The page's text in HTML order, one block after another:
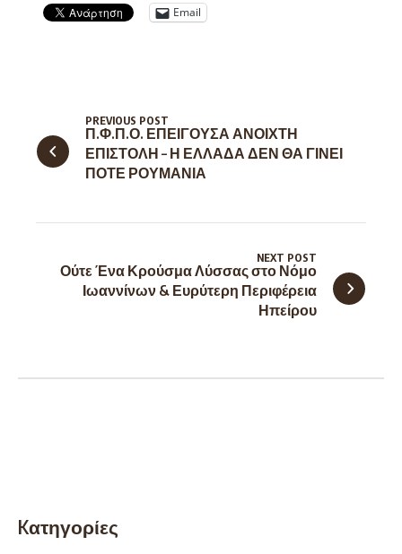
Email
Π.Φ.Π.Ο. ΕΠΕΙΓΟΥΣΑ ΑΝΟΙΧΤΗ
ΕΠΙΣΤΟΛΗ – Η ΕΛΛΑΔΑ ΔΕΝ ΘΑ ΓΙΝΕΙ
ΠΟΤΕ ΡΟΥΜΑΝΙΑ
PREVIOUS POST
Ούτε Ένα Κρούσμα Λύσσας στο Νόμο
Ιωαννίνων & Ευρύτερη Περιφέρεια
Ηπείρου
NEXT POST
Kατηγορίες